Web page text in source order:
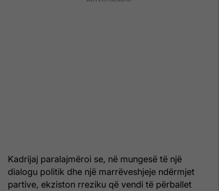
Kadrijaj paralajmëroi se, në mungesë të një
dialogu politik dhe një marrëveshjeje ndërmjet
partive, ekziston rreziku që vendi të përballet